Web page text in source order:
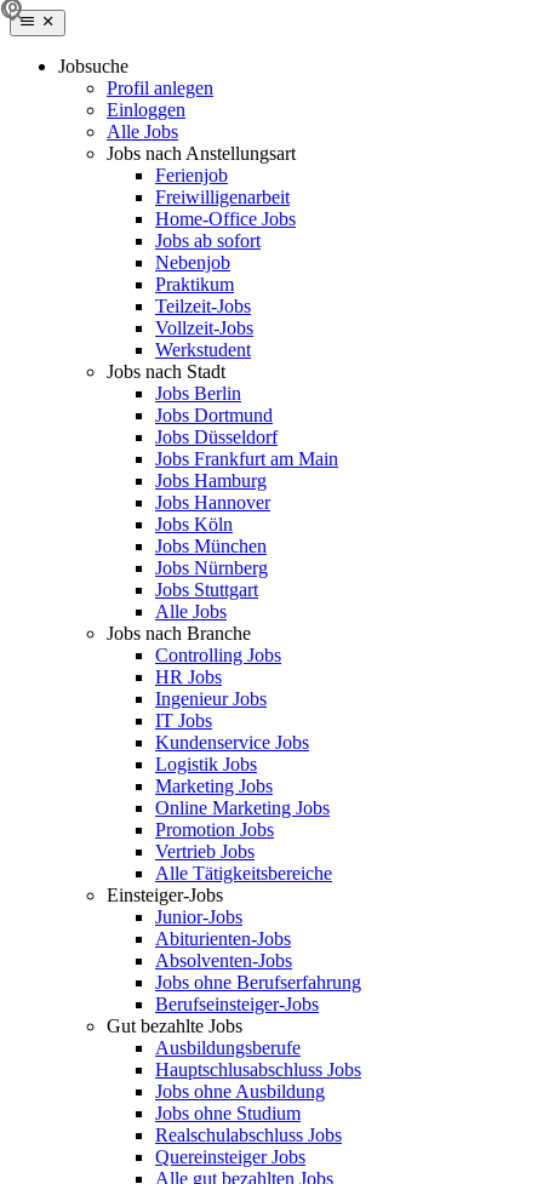
Jobsuche
Profil anlegen
Einloggen
Alle Jobs
Jobs nach Anstellungsart
Ferienjob
Freiwilligenarbeit
Home-Office Jobs
Jobs ab sofort
Nebenjob
Praktikum
Teilzeit-Jobs
Vollzeit-Jobs
Werkstudent
Jobs nach Stadt
Jobs Berlin
Jobs Dortmund
Jobs Düsseldorf
Jobs Frankfurt am Main
Jobs Hamburg
Jobs Hannover
Jobs Köln
Jobs München
Jobs Nürnberg
Jobs Stuttgart
Alle Jobs
Jobs nach Branche
Controlling Jobs
HR Jobs
Ingenieur Jobs
IT Jobs
Kundenservice Jobs
Logistik Jobs
Marketing Jobs
Online Marketing Jobs
Promotion Jobs
Vertrieb Jobs
Alle Tätigkeitsbereiche
Einsteiger-Jobs
Junior-Jobs
Abiturienten-Jobs
Absolventen-Jobs
Jobs ohne Berufserfahrung
Berufseinsteiger-Jobs
Gut bezahlte Jobs
Ausbildungsberufe
Hauptschlusabschluss Jobs
Jobs ohne Ausbildung
Jobs ohne Studium
Realschulabschluss Jobs
Quereinsteiger Jobs
Alle gut bezahlten Jobs